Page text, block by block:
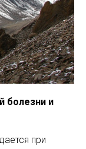
болезни и
при